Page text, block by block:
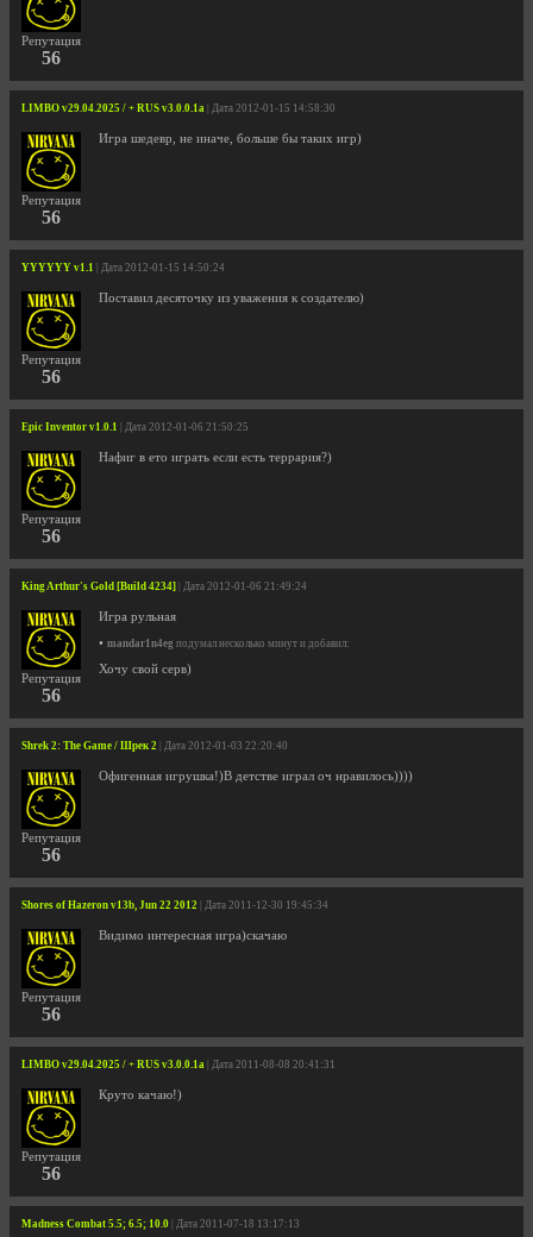
Репутация
56
LIMBO v29.04.2025 / + RUS v3.0.0.1a | Дата 2012-01-15 14:58:30
Репутация
56
Игра шедевр, не иначе, больше бы таких игр)
YYYYYY v1.1 | Дата 2012-01-15 14:50:24
Репутация
56
Поставил десяточку из уважения к создателю)
Epic Inventor v1.0.1 | Дата 2012-01-06 21:50:25
Репутация
56
Нафиг в ето играть если есть террария?)
King Arthur's Gold [Build 4234] | Дата 2012-01-06 21:49:24
Репутация
56
Игра рульная
• mandar1n4eg подумал несколько минут и добавил:
Хочу свой серв)
Shrek 2: The Game / Шрек 2 | Дата 2012-01-03 22:20:40
Репутация
56
Офигенная игрушка!)В детстве играл оч нравилось))))
Shores of Hazeron v13b, Jun 22 2012 | Дата 2011-12-30 19:45:34
Репутация
56
Видимо интересная игра)скачаю
LIMBO v29.04.2025 / + RUS v3.0.0.1a | Дата 2011-08-08 20:41:31
Репутация
56
Круто качаю!)
Madness Combat 5.5; 6.5; 10.0 | Дата 2011-07-18 13:17:13